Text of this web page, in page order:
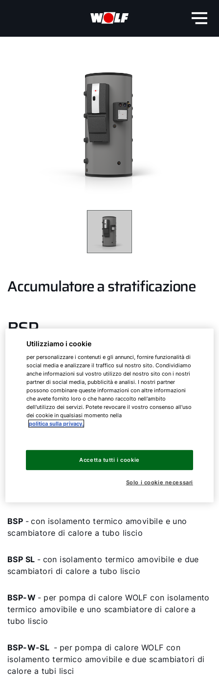
Accumulatore a stratificazione
BSP
BSP SL
Mostra tutti
BSP - con isolamento termico amovibile e uno
scambiatore di calore a tubo liscio
BSP SL - con isolamento termico amovibile e due
scambiatori di calore a tubo liscio
BSP-W - per pompa di calore WOLF con isolamento
termico amovibile e uno scambiatore di calore a
tubo liscio
BSP-W-SL - per pompa di calore WOLF con
isolamento termico amovibile e due scambiatori di
calore a tubi lisci
Utilizziamo i cookie
per personalizzare i contenuti e gli annunci, fornire funzionalità di
social media e analizzare il traffico sul nostro sito. Condividiamo
anche informazioni sul vostro utilizzo del nostro sito con i nostri
partner di social media, pubblicità e analisi. I nostri partner
possono combinare queste informazioni con altre informazioni
che avete fornito loro o che hanno raccolto nell'ambito
dell'utilizzo dei servizi. Potete revocare il vostro consenso all'uso
dei cookie in qualsiasi momento nella
politica sulla privacy.
Solo i cookie necessari
Accetta tutti i cookie